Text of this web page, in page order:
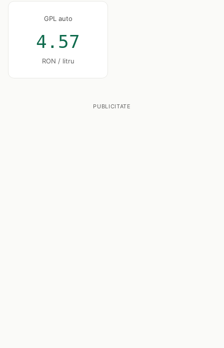
GPL auto
4.57
RON / litru
PUBLICITATE